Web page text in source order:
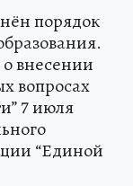
порядок
внесении
вопросах
7 июля
“Единой